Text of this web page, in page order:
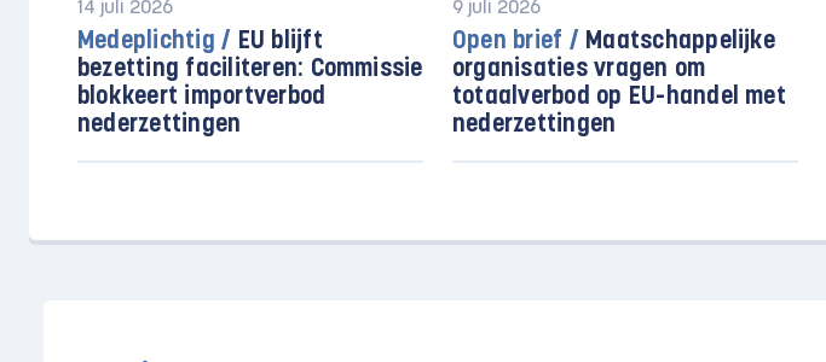
14 juli 2026
Medeplichtig / EU blijft
bezetting faciliteren: Commissie
blokkeert importverbod
nederzettingen
9 juli 2026
Open brief / Maatschappelijke
organisaties vragen om
totaalverbod op EU-handel met
nederzettingen